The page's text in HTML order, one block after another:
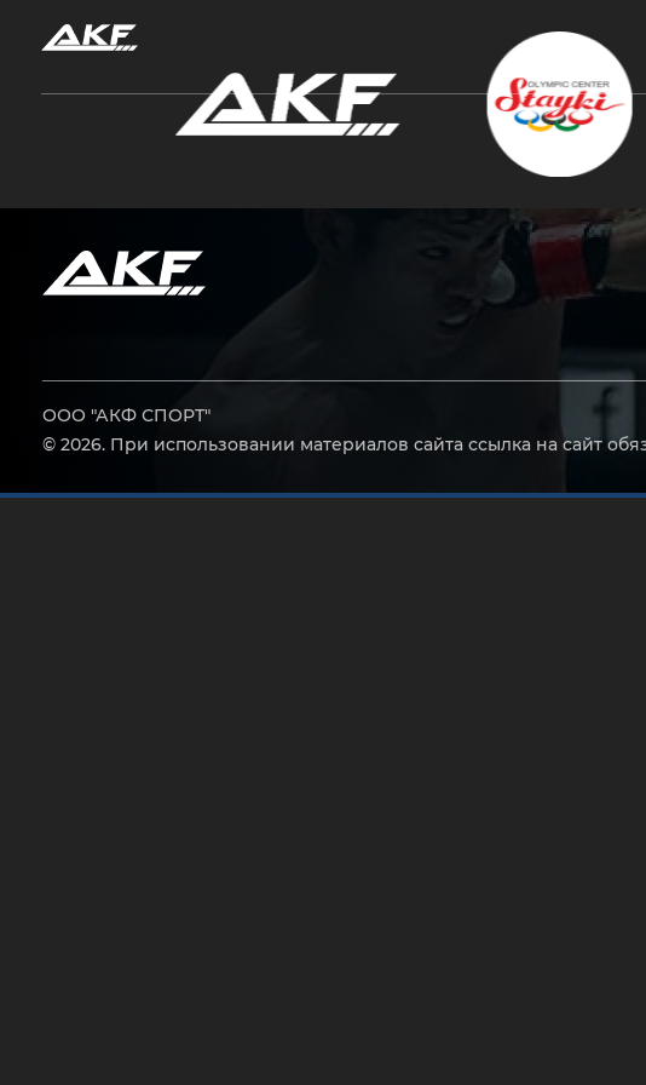
ООО "АКФ СПОРТ"
© 2026. При использовании материалов сайта ссылка на сайт
Нажмите Enter для поиска или Esc, чтобы закрыть